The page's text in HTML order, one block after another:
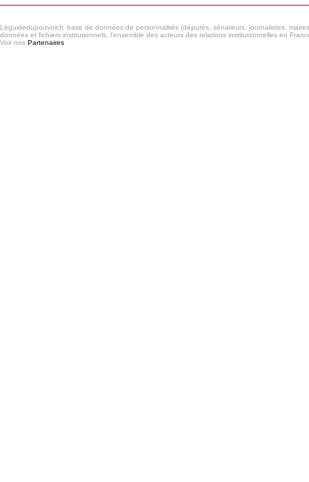
Leguidedupouvoir.fr, base de données de personnalités (députés, sénateurs, journalistes,
données et fichiers institutionnels, l'ensemble des acteurs des relations institutionnelles en
Voir nos Partenaires